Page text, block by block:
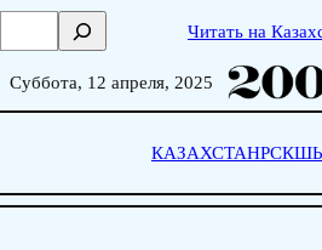
Skip
о
Читать на
Суббота, 12 апреля, 2025
КАЗАХСТАНРСК